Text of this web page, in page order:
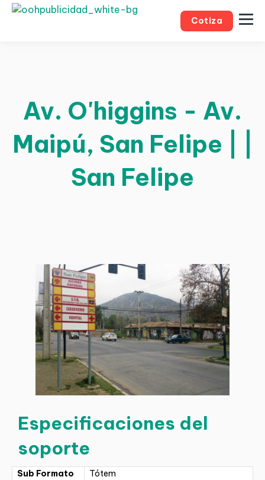
Cotiza
Av. O'higgins - Av.
Maipú, San Felipe | |
San Felipe
Especificaciones del
soporte
Sub Formato
Tótem